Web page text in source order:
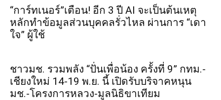
“การ์ทเนอร์”เตือน! อีก 3 ปี AI จะเป็นต้นเหตุ
หลักทำข้อมูลส่วนบุคคลรั่วไหล ผ่านการ “เดา
ใจ” ผู้ใช้
ชาวมช. รวมพลัง “ปั่นเพื่อน้อง ครั้งที่ 9” กทม.-
เชียงใหม่ 14-19 พ.ย. นี้ เปิดรับบริจาคหนุน
มช.-โครงการหลวง-มูลนิธิขาเทียม